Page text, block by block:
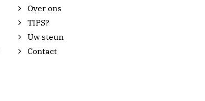
Over ons
TIPS?
Uw steun
Contact